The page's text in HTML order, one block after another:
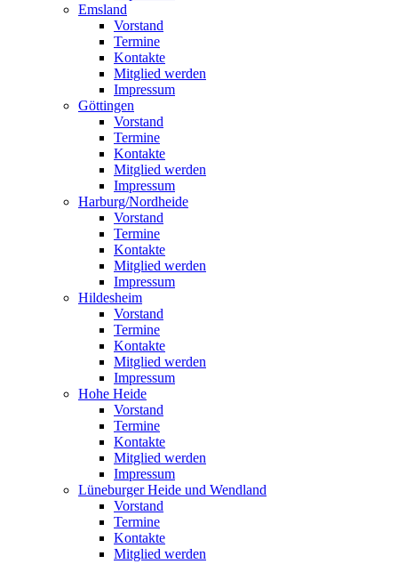
Emsland
Vorstand
Termine
Kontakte
Mitglied werden
Impressum
Göttingen
Vorstand
Termine
Kontakte
Mitglied werden
Impressum
Harburg/Nordheide
Vorstand
Termine
Kontakte
Mitglied werden
Impressum
Hildesheim
Vorstand
Termine
Kontakte
Mitglied werden
Impressum
Hohe Heide
Vorstand
Termine
Kontakte
Mitglied werden
Impressum
Lüneburger Heide und Wendland
Vorstand
Termine
Kontakte
Mitglied werden